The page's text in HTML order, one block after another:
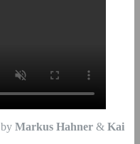
by Markus Hahner & Kai